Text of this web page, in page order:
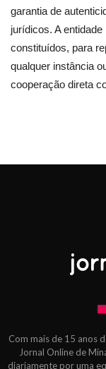
garantia de
jurídicos. A
constituídos, para
qualquer instância
cooperação direta
Com mais de 15 anos
Jornal Online de
diariamente por uma